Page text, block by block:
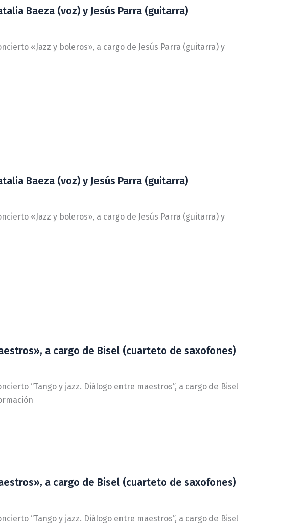
Baeza (voz) y Jesús Parra (guitarra)
«Jazz y boleros», a cargo de Jesús Parra (guitarra) y
Baeza (voz) y Jesús Parra (guitarra)
«Jazz y boleros», a cargo de Jesús Parra (guitarra) y
a cargo de Bisel (cuarteto de saxofones)
“Tango y jazz. Diálogo entre maestros”, a cargo de Bisel
a cargo de Bisel (cuarteto de saxofones)
“Tango y jazz. Diálogo entre maestros”, a cargo de Bisel